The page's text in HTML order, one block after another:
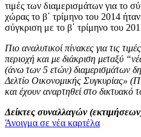
τιμές των διαμερισμάτων για το
χώρας το β΄ τρίμηνο του 2014
σύγκριση με το β΄ τρίμηνο του
Πιο αναλυτικοί πίνακες για τις
περιοχή και με διάκριση μεταξύ
(άνω των 5 ετών) διαμερισμάτων
Δελτίο Οικονομικής Συγκυρίας»
και έχουν αναρτηθεί στο δικτυακό
Δείκτες συναλλαγών
Άνοιγμα σε νέα καρτέλα